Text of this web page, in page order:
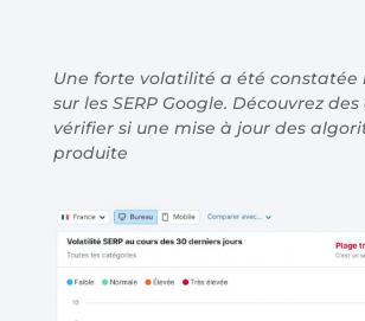
Une forte volatilité a été constatée
sur les SERP Google. Découvrez
vérifier si une mise à jour des
produite